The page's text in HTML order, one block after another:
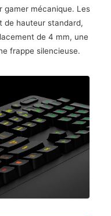
gamer mécanique. Les
de hauteur standard,
de 4 mm, une
frappe silencieuse.